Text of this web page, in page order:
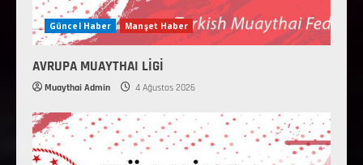
Güncel Haber Manşet Haber
AVRUPA MUAYTHAI LİGİ
Muaythai Admin 4 Ağustos 2026